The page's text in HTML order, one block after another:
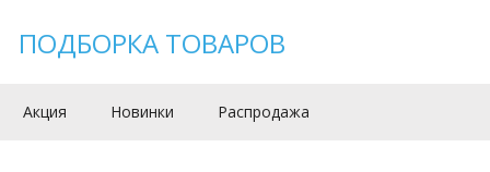
ПОДБОРКА ТОВАРОВ
Акция Новинки Распродажа